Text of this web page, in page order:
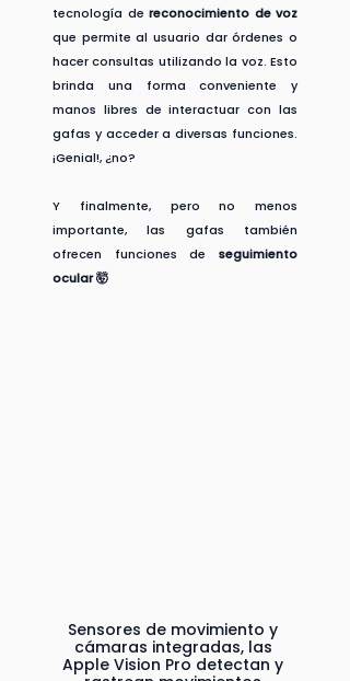
tecnología de reconocimiento de voz
que permite al usuario dar órdenes o
hacer consultas utilizando la voz. Esto
brinda una forma conveniente y
manos libres de interactuar con las
gafas y acceder a diversas funciones.
¡Genial!, ¿no?
Y finalmente, pero no menos
importante, las gafas también
ofrecen funciones de seguimiento
ocular 🤯
Sensores de movimiento y
cámaras integradas, las
Apple Vision Pro detectan y